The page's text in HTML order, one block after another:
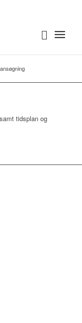
tidsplan og